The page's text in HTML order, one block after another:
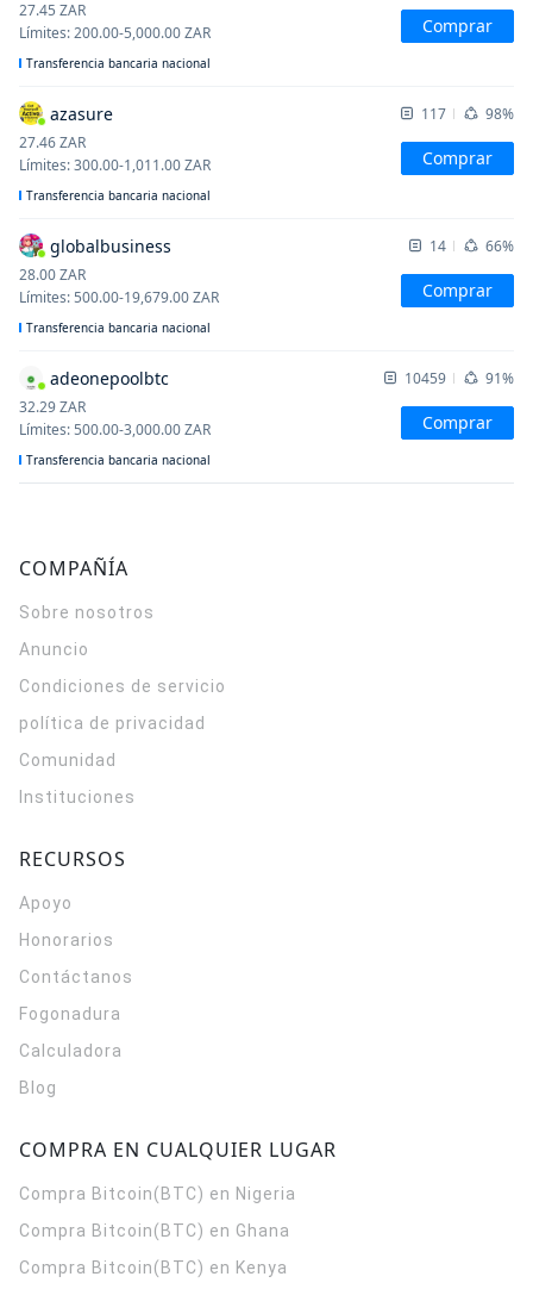
27.45 ZAR
Límites:200.00-5,000.00ZAR Comprar
Transferencia bancaria nacional
azasure 117
98%
27.46ZAR
Límites:300.00-1,011.00ZAR Comprar
Transferencia bancaria nacional
globalbusiness 14
66%
28.00ZAR
Límites:500.00-19,679.00ZAR Comprar
Transferencia bancaria nacional
adeonepoolbtc 10459
91%
32.29ZAR
Límites:500.00-3,000.00ZAR Comprar
Transferencia bancaria nacional
COMPAÑÍA
Sobre nosotros
Anuncio
Condiciones de servicio
política de privacidad
Comunidad
Instituciones
RECURSOS
Apoyo
Honorarios
Contáctanos
Fogonadura
Calculadora
Blog
COMPRA EN CUALQUIER LUGAR
Compra Bitcoin(BTC) en Nigeria
Compra Bitcoin(BTC) en Ghana
Compra Bitcoin(BTC) en Kenya